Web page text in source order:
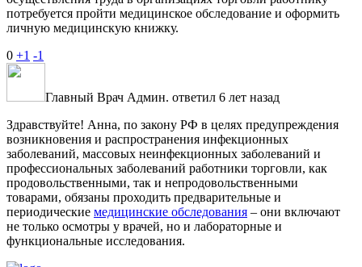
потребуется пройти медицинское обследование и оформить
личную медицинскую книжку.
0 +1 -1
Главный Врач Админ. ответил 6 лет назад
Здравствуйте! Анна, по закону РФ в целях предупреждения
возникновения и распространения инфекционных
заболеваний, массовых неинфекционных заболеваний и
профессиональных заболеваний работники торговли, как
продовольственными, так и непродовольственными
товарами, обязаны проходить предварительные и
периодические медицинские обследования – они включают
не только осмотры у врачей, но и лабораторные и
функциональные исследования.